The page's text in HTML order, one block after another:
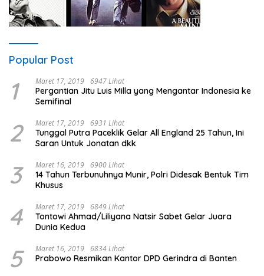
Popular Post
1 Maret 17, 2019 6947 Lihat
Pergantian Jitu Luis Milla yang Mengantar Indonesia ke
Semifinal
2 Maret 17, 2019 6931 Lihat
Tunggal Putra Paceklik Gelar All England 25 Tahun, Ini
Saran Untuk Jonatan dkk
3 Maret 16, 2019 6900 Lihat
14 Tahun Terbunuhnya Munir, Polri Didesak Bentuk Tim
Khusus
4 Maret 17, 2019 6849 Lihat
Tontowi Ahmad/Liliyana Natsir Sabet Gelar Juara
Dunia Kedua
5 Maret 16, 2019 6834 Lihat
Prabowo Resmikan Kantor DPD Gerindra di Banten